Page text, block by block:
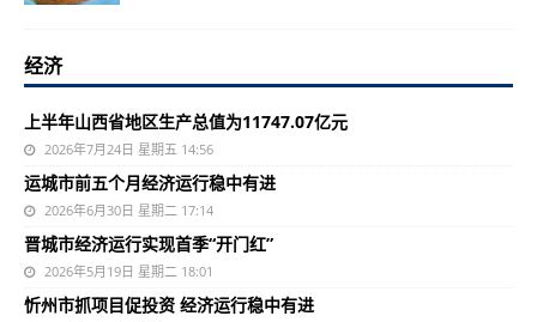
经济
上半年山西省地区生产总值为11747.07亿元
2026年7月24日 星期五 14:56
运城市前五个月经济运行稳中有进
2026年6月30日 星期二 17:14
晋城市经济运行实现首季“开门红”
2026年5月19日 星期二 18:01
忻州市抓项目促投资 经济运行稳中有进